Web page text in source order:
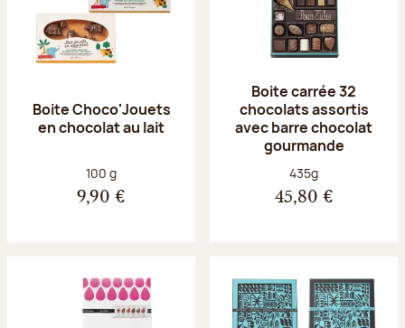
Boite Choco'Jouets
en chocolat au lait
Poids net :
100 g
9,90 €
Boite carrée 32
chocolats assortis
avec barre chocolat
gourmande
Poids net :
435g
45,80 €